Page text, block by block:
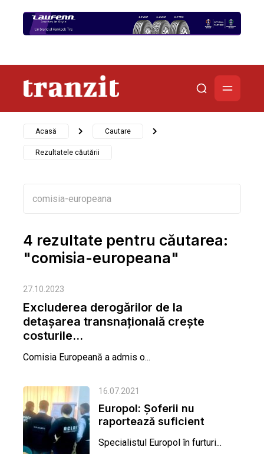
Acasă Cautare
Rezultatele căutării
4 rezultate pentru căutarea:
"comisia-europeana"
27.10.2023
Excluderea derogărilor de la
detașarea transnațională crește
costurile...
Comisia Europeană a admis o...
16.07.2021
Europol: Șoferii nu
raportează suficient
sesizări...
Specialistul Europol în furturi...